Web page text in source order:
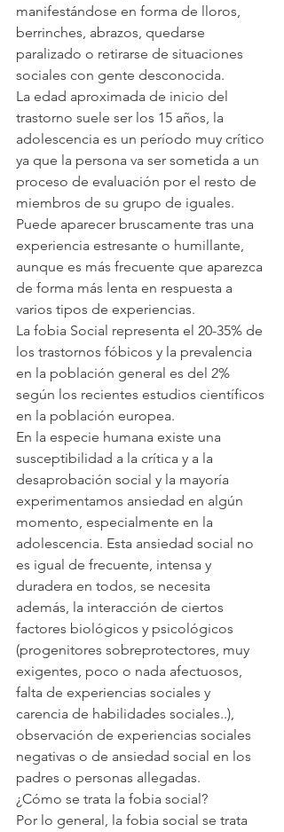
manifestándose en forma de lloros,
berrinches, abrazos, quedarse
paralizado o retirarse de situaciones
sociales con gente desconocida.
La edad aproximada de inicio del
trastorno suele ser los 15 años, la
adolescencia es un período muy crítico
ya que la persona va ser sometida a un
proceso de evaluación por el resto de
miembros de su grupo de iguales.
Puede aparecer bruscamente tras una
experiencia estresante o humillante,
aunque es más frecuente que aparezca
de forma más lenta en respuesta a
varios tipos de experiencias.
La fobia Social representa el 20-35% de
los trastornos fóbicos y la prevalencia
en la población general es del 2%
según los recientes estudios científicos
en la población europea.
En la especie humana existe una
susceptibilidad a la crítica y a la
desaprobación social y la mayoría
experimentamos ansiedad en algún
momento, especialmente en la
adolescencia. Esta ansiedad social no
es igual de frecuente, intensa y
duradera en todos, se necesita
además, la interacción de ciertos
factores biológicos y psicológicos
(progenitores sobreprotectores, muy
exigentes, poco o nada afectuosos,
falta de experiencias sociales y
carencia de habilidades sociales..),
observación de experiencias sociales
negativas o de ansiedad social en los
padres o personas allegadas.
¿Cómo se trata la fobia social?
Por lo general, la fobia social se trata